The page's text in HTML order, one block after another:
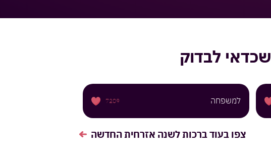
שכדאי לבדוק
למשפחה 7209
צפו בעודברכות לשנה אזרחית החדשה